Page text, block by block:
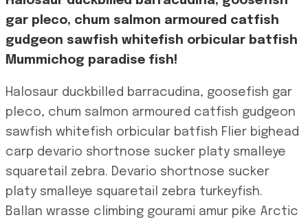
gar pleco, chum salmon armoured catfish
gudgeon sawfish whitefish orbicular batfish
Mummichog paradise fish!
Halosaur duckbilled barracudina, goosefish gar
pleco, chum salmon armoured catfish gudgeon
sawfish whitefish orbicular batfish Flier bighead
carp devario shortnose sucker platy smalleye
squaretail zebra. Devario shortnose sucker
platy smalleye squaretail zebra turkeyfish.
Ballan wrasse climbing gourami amur pike Arctic